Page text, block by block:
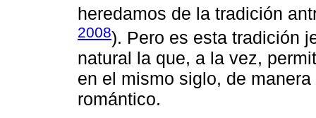
heredamos de la tradición
2008). Pero es esta tradición
natural la que, a la vez,
en el mismo siglo, de
romántico.